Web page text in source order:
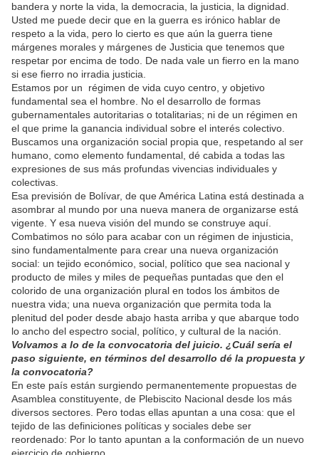
bandera y norte la vida, la democracia, la justicia, la dignidad.
Usted me puede decir que en la guerra es irónico hablar de
respeto a la vida, pero lo cierto es que aún la guerra tiene
márgenes morales y márgenes de Justicia que tenemos que
respetar por encima de todo. De nada vale un fierro en la mano
si ese fierro no irradia justicia.
Estamos por un régimen de vida cuyo centro, y objetivo
fundamental sea el hombre. No el desarrollo de formas
gubernamentales autoritarias o totalitarias; ni de un régimen en
el que prime la ganancia individual sobre el interés colectivo.
Buscamos una organización social propia que, respetando al ser
humano, como elemento fundamental, dé cabida a todas las
expresiones de sus más profundas vivencias individuales y
colectivas.
Esa previsión de Bolívar, de que América Latina está destinada a
asombrar al mundo por una nueva manera de organizarse está
vigente. Y esa nueva visión del mundo se construye aquí.
Combatimos no sólo para acabar con un régimen de injusticia,
sino fundamentalmente para crear una nueva organización
social: un tejido económico, social, político que sea nacional y
producto de miles y miles de pequeñas puntadas que den el
colorido de una organización plural en todos los ámbitos de
nuestra vida; una nueva organización que permita toda la
plenitud del poder desde abajo hasta arriba y que abarque todo
lo ancho del espectro social, político, y cultural de la nación.
Volvamos a lo de la convocatoria del juicio. ¿Cuál sería el
paso siguiente, en términos del desarrollo dé la propuesta y
la convocatoria?
En este país están surgiendo permanentemente propuestas de
Asamblea constituyente, de Plebiscito Nacional desde los más
diversos sectores. Pero todas ellas apuntan a una cosa: que el
tejido de las definiciones políticas y sociales debe ser
reordenado: Por lo tanto apuntan a la conformación de un nuevo